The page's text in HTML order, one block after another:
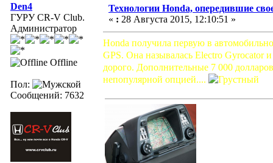
Den4
ГУРУ CR-V Club.
Администратор
Offline
Пол:
Сообщений: 7632
Технологии Honda, опередившие
« : 28 Августа 2015, 12:10:51 »
Honda получила первую в
GPS. Она называлась Electro Gyrocator
дорого. Дополнительные 7 000
непопулярной опцией....